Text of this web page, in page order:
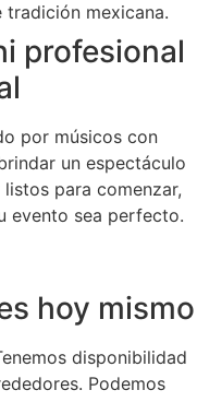
mexicana.
profesional
por músicos con
un espectáculo
para comenzar,
evento sea perfecto.
hoy mismo
disponibilidad
Podemos